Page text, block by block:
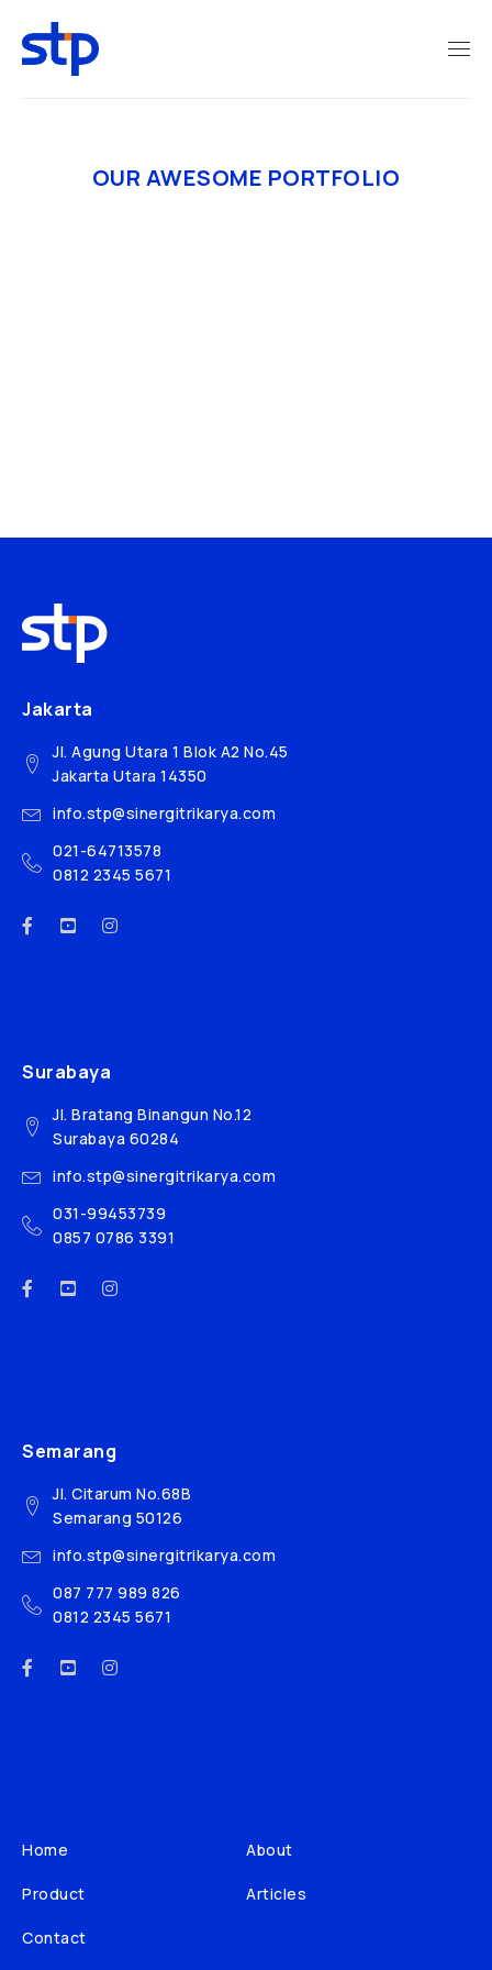
OUR AWESOME PORTFOLIO
Jakarta
Jl. Agung Utara 1 Blok A2 No.45
Jakarta Utara 14350
info.stp@sinergitrikarya.com
021-64713578
0812 2345 5671
Surabaya
Jl. Bratang Binangun No.12
Surabaya 60284
info.stp@sinergitrikarya.com
031-99453739
0857 0786 3391
Semarang
Jl. Citarum No.68B
Semarang 50126
info.stp@sinergitrikarya.com
087 777 989 826
0812 2345 5671
Home About
Product Articles
Contact